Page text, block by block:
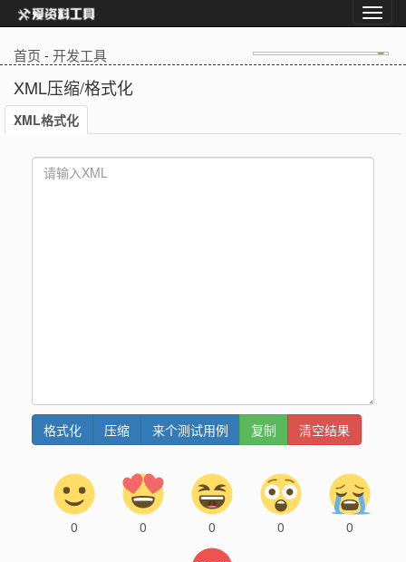
首页 -开发工具
XML压缩/格式化
XML格式化
格式化 压缩 来个测试用例 复制 清空结果
0 0 0 0 0